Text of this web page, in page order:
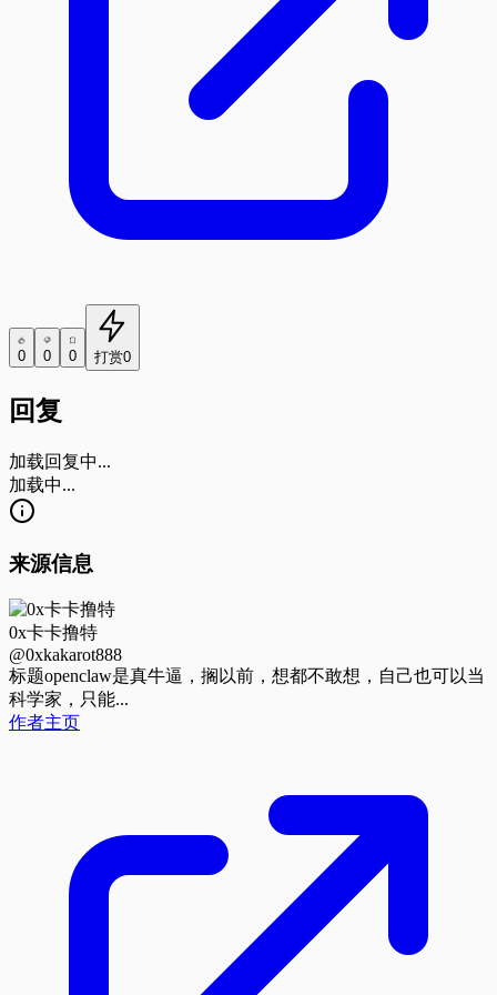
0 0 0 打赏0
回复
加载回复中...
加载中...
来源信息
0x卡卡撸特
@0xkakarot888
标题openclaw是真牛逼，搁以前，想都不敢想，自己也可以当
科学家，只能...
作者主页